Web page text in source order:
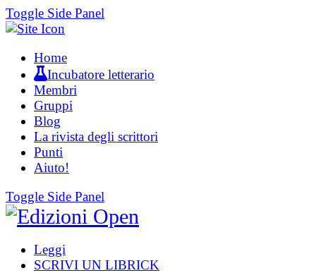
Toggle Side Panel
Home
Incubatore letterario
Membri
Gruppi
Blog
La rivista degli scrittori
Punti
Aiuto!
Toggle Side Panel
Leggi
SCRIVI UN LIBRICK